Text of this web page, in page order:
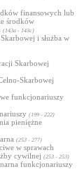
finansowych lub
środków
(143a - 143c)
i służba w
Skarbowej
Skarbowej
funkcjonariuszy
(199 - 222)
pieniężne
(253 - 277)
w sprawach
cywilnej (253 - 253)
funkcjonariuszy